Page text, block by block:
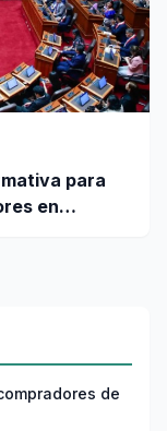
para
en
de